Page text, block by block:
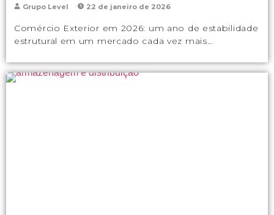
Grupo Level 22 de janeiro de 2026
Comércio Exterior em 2026: um ano de estabilidade
estrutural em um mercado cada vez mais…